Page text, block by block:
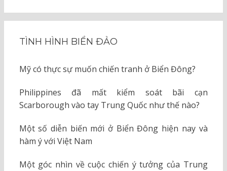
TÌNH HÌNH BIỂN ĐẢO
Mỹ có thực sự muốn chiến tranh ở Biển Đông?
Philippines đã mất kiểm soát bãi cạn
Scarborough vào tay Trung Quốc như thế nào?
Một số diễn biến mới ở Biển Đông hiện nay và
hàm ý với Việt Nam
Một góc nhìn về cuộc chiến ý tưởng của Trung